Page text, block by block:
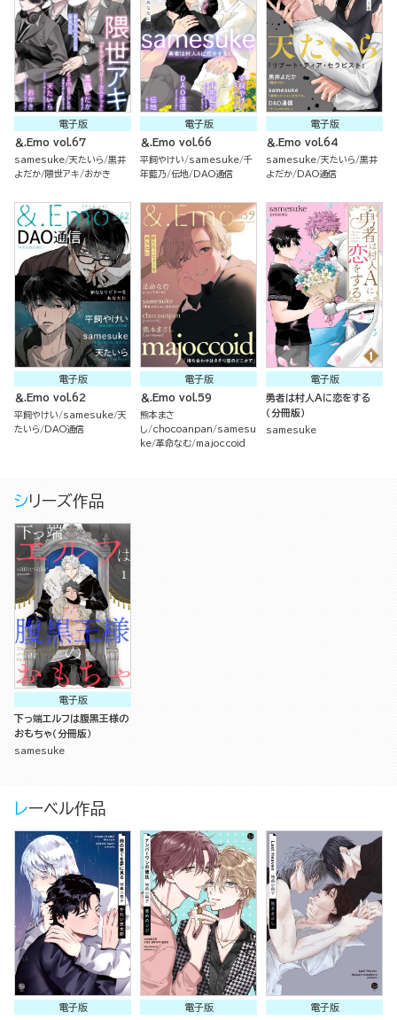
電子版
＆.Emo vol.67
samesuke 天たいら 黒井
よだか 隈世アキ おかき
電子版
＆.Emo vol.66
平飼やけい samesuke 千
年藍乃 伝地 DAO通信
電子版
＆.Emo vol.64
samesuke 天たいら 黒井
よだか
DAO通信
電子版
＆.Emo vol.62
平飼やけい samesuke 天
たいら
DAO通信
電子版
＆.Emo vol.59
熊本まさ
し
chocoanpan
samesu
ke 革命なむ majoccoid
電子版
勇者は村人Aに恋をする
（分冊版）
samesuke
シリーズ作品
電子版
下っ端エルフは腹黒王様の
おもちゃ（分冊版）
samesuke
レーベル作品
電子版
電子版
電子版